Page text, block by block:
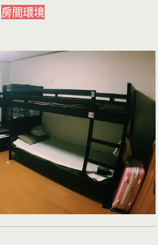
房間環境